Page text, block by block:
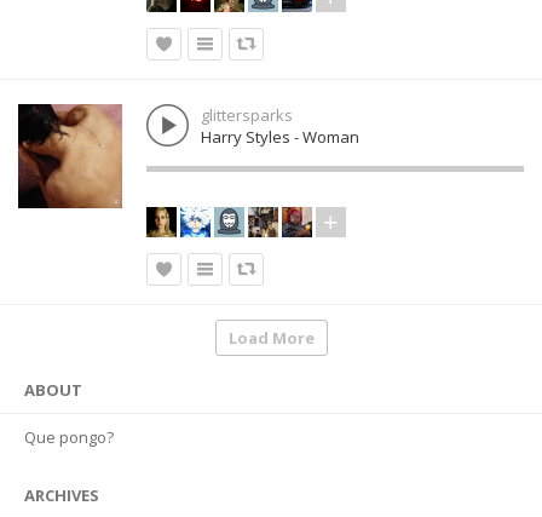
glittersparks
Harry Styles - Woman
Load More
ABOUT
Que pongo?
ARCHIVES